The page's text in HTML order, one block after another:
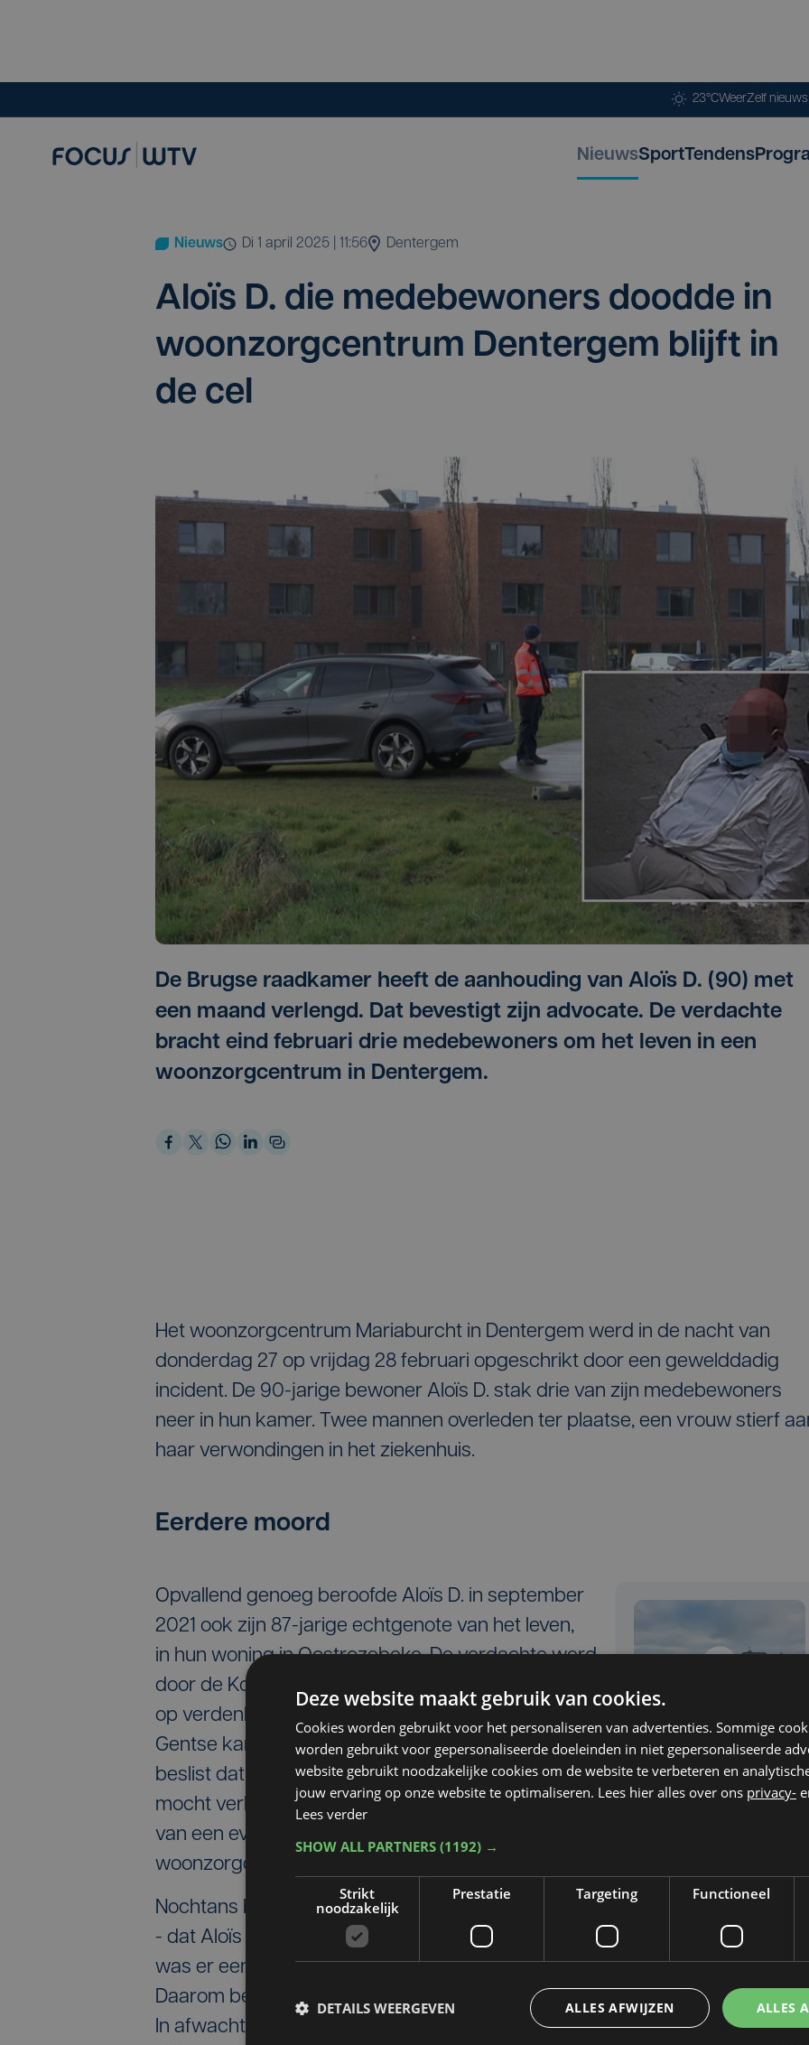
23°CWeerZelf
NieuwsSportTendens
Nieuws di 1 april 2025 | 11:56 Dentergem
Aloïs D. die mede­be­wo­ners dood­de in
woon­zorg­cen­trum Den­ter­gem blijft in
de cel
De Brugse raadkamer heeft de aanhouding van Aloïs D. (90) met
een maand verlengd. Dat bevestigt zijn advocate. De verdachte
bracht eind februari drie medebewoners om het leven in een
woonzorgcentrum in Dentergem.
Het woonzorgcentrum Mariaburcht in Dentergem werd in de nacht van
donderdag 27 op vrijdag 28 februari opgeschrikt door een gewelddadig
incident. De 90-jarige bewoner Aloïs D. stak drie van zijn medebewoners
neer in hun kamer. Twee mannen overleden ter plaatse, een vrouw stierf
haar verwondingen in het ziekenhuis.
Eerdere moord
Opvallend genoeg beroofde Aloïs D. in september
2021 ook zijn 87-jarige echtgenote van het leven,
in hun woning in Oostrozebeke. De verdachte werd
door de Kortrijkse onderzoeksrechter aangehouden
op verdenking van moord. In augustus 2022 heeft de
Gentse kamer van inbeschuldigingstelling (KI) echter
beslist dat hij de gevangenis onder voorwaarden
mocht verlaten. De verdachte mocht in afwachting
van een eventueel assisenproces in een
woonzorgcentrum in Dentergem verblijven.
Nochtans bleek toen - uit het gerechtelijk onderzoek
- dat Aloïs aan een geestesstoornis lijdt. Bovendien
was er een gevaar dat hij opnieuw feiten zou plegen.
Daarom besliste het parket om de man te interneren.
In afwachting daarvan mocht Aloïs wel in het rusthuis
Nieuws
vr 28 februari 2025 |
11:17
vermoordde in 2021
zijn vrouw Mariette
Deze website maakt gebruik van cookies.
Cookies worden gebruikt voor het personaliseren van advertenties. Sommige
worden gebruikt voor gepersonaliseerde doeleinden in niet gepersonaliseerde
website gebruikt noodzakelijke cookies om de website te verbeteren en
jouw ervaring op onze website te optimaliseren. Lees hier alles over ons privacy-
Lees verder
SHOW ALL PARTNERS (1192) →
Strikt
noodzakelijk
Prestatie Targeting Functioneel
ALLES
ALLES AFWIJZEN
DETAILS WEERGEVEN